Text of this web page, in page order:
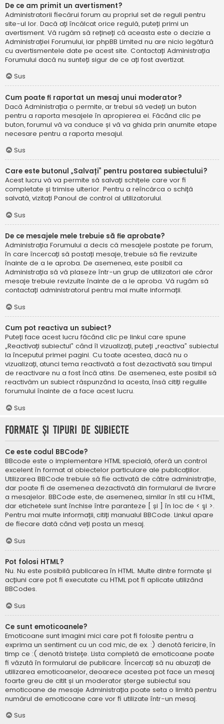
De ce am primit un avertisment?
Administratorii fiecărui forum au propriul set de reguli pentru
site-ul lor. Dacă ați încălcat orice regulă, puteți primi un
avertisment. Vă rugăm să rețineți că aceasta este o decizie a
Administrației Forumului, iar phpBB Limited nu are nicio legătură
cu avertismentele date pe acest site. Contactați Administrația
Forumului dacă nu sunteți sigur de ce ați fost avertizat.
Sus
Cum poate fi raportat un mesaj unui moderator?
Dacă Administrația o permite, ar trebui să vedeți un buton
pentru a raporta mesajele în apropierea ei. Făcând clic pe
buton, forumul vă va conduce și vă va ghida prin anumite etape
necesare pentru a raporta mesajul.
Sus
Care este butonul „Salvați” pentru postarea subiectului?
Acest lucru vă va permite să salvați schițele care vor fi
completate și trimise ulterior. Pentru a reîncărca o schiță
salvată, vizitați Panoul de control al utilizatorului.
Sus
De ce mesajele mele trebuie să fie aprobate?
Administrația Forumului a decis că mesajele postate pe forum,
în care încercați să postați mesaje, trebuie să fie revizuite
înainte de a le aproba. De asemenea, este posibil ca
Administrația să vă plaseze într-un grup de utilizatori ale căror
mesaje trebuie revizuite înainte de a le aproba. Vă rugăm să
contactați administratorul pentru mai multe informații.
Sus
Cum pot reactiva un subiect?
Puteți face acest lucru făcând clic pe linkul care spune
„Reactivați subiectul” când îl vizualizați, puteți „reactiva” subiectul
la începutul primei pagini. Cu toate acestea, dacă nu o
vizualizați, atunci tema reactivată a fost dezactivată sau timpul
de reactivare nu a fost încă atins. De asemenea, este posibil să
reactivăm un subiect răspunzând la acesta, însă citiți regulile
forumului înainte de a face acest lucru.
Sus
Formate și tipuri de subiecte
Ce este codul BBCode?
BBcode este o implementare HTML specială, oferă un control
excelent în format al obiectelor particulare ale publicațiilor.
Utilizarea BBCode trebuie să fie activată de către administrație,
dar poate fi de asemenea dezactivată din formularul de livrare
a mesajelor. BBCode este, de asemenea, similar în stil cu HTML,
dar etichetele sunt închise între paranteze [ și ] în loc de < şi >.
Pentru mai multe informații, citiți manualul BBCode. Linkul apare
de fiecare dată când veți posta un mesaj.
Sus
Pot folosi HTML?
Nu. Nu este posibilă publicarea în HTML. Multe dintre formate și
acțiuni care pot fi executate cu HTML pot fi aplicate utilizând
BBCodes.
Sus
Ce sunt emoticoanele?
Emoticoane sunt imagini mici care pot fi folosite pentru a
exprima un sentiment cu un cod mic, de ex. :) denotă fericire, în
timp ce :( denotă tristețe. Lista completă de emoticoane poate
fi văzută în formularul de publicare. Încercați să nu abuzați de
utilizarea emoticoanelor, deoarece acestea pot face un mesaj
foarte greu de citit și un moderator șterge subiectul sau
emoticoane de mesaje Administrația poate seta o limită pentru
numărul de emoticoane care vor fi utilizate într-un mesaj.
Sus